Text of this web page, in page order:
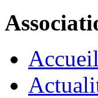
Accueil